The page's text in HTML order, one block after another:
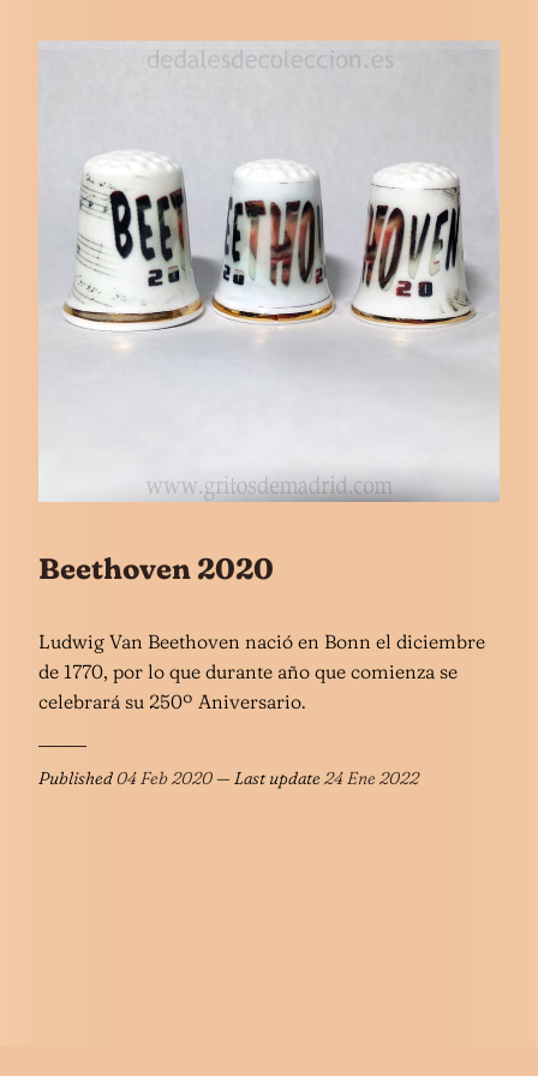
Beethoven 2020
Ludwig Van Beethoven nació en Bonn el diciembre
de 1770, por lo que durante año que comienza se
celebrará su 250º Aniversario.
Published04 Feb 2020— Last update24 Ene 2022